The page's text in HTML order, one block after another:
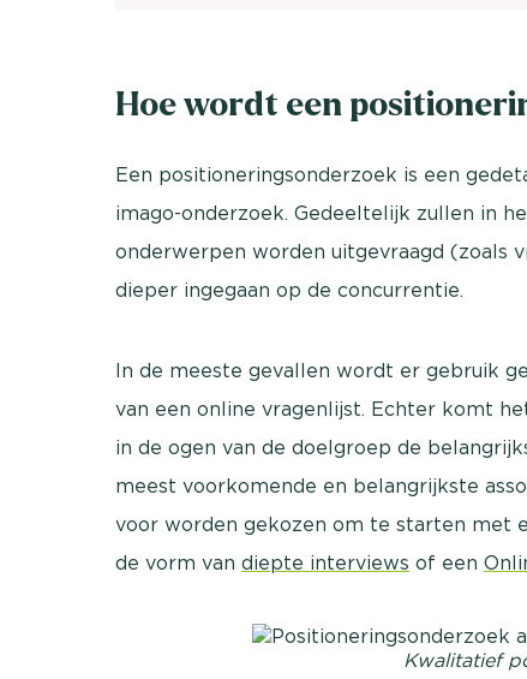
Hoe wordt een
Een positioneringsonderzoek is een
imago-onderzoek. Gedeeltelijk zullen in
onderwerpen worden uitgevraagd (zoals
dieper ingegaan op de concurrentie.
In de meeste gevallen wordt er gebruik
van een online vragenlijst. Echter komt
in de ogen van de doelgroep de
meest voorkomende en belangrijkste
voor worden gekozen om te starten met
de vorm van diepte interviews of een
Kwalitatief